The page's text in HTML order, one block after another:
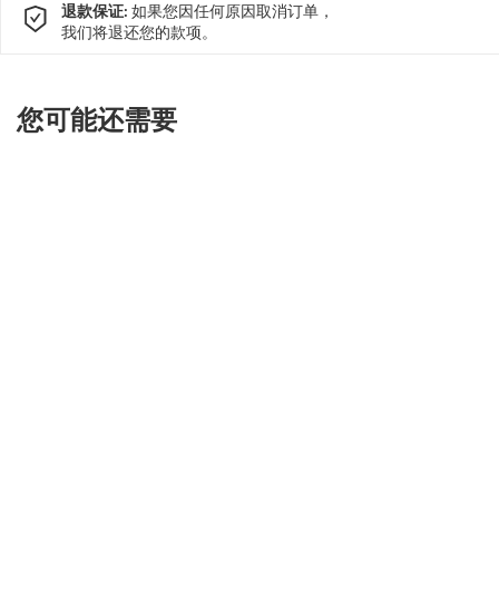
退款保证: 如果您因任何原因取消订单，
我们将退还您的款项。
您可能还需要